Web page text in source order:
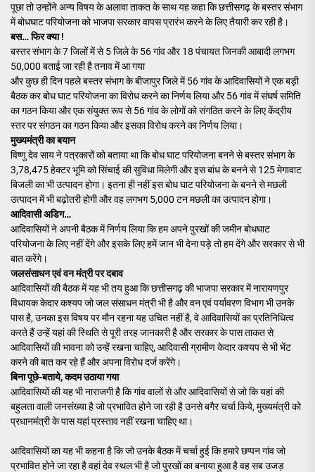
पूछा तो उन्होंने अन्य विषय के अलावा ताकत के साथ यह कहा कि छत्तीसगढ़ के बस्तर संभाग
में बोधघाट परियोजना को भाजपा सरकार वापस प्रारंभ करने के लिए तैयारी कर रही है।
बस… फिर क्या !
बस्तर संभाग के 7 जिलों में से 5 जिले के 56 गांव और 18 पंचायत जिनकी आबादी लगभग
50,000 बताई जा रही है तनाव में आ गया
और कुछ ही दिन पहले बस्तर संभाग के बीजापुर जिले में 56 गांव के आदिवासियों ने एक बड़ी
बैठक कर बोध घाट परियोजना का विरोध करने का निर्णय लिया और 56 गांव में संघर्ष समिति
का गठन किया और एक संयुक्त रूप से 56 गांव के लोगों को संगठित करने के लिए केंद्रीय
स्तर पर संगठन का गठन किया और इसका विरोध करने का निर्णय लिया।
मुख्यमंत्री का बयान
विष्णु देव साय ने पत्रकारों को बताया था कि बोध घाट परियोजना बनने से बस्तर संभाग के
3,78,475 हेक्टर भूमि को सिंचाई की सुविधा मिलेगी और इस बांध के बनने से 125 मेगावाट
बिजली का भी उत्पादन होगा। इतना ही नहीं इस बोध घाट परियोजना के बनने से मछली
उत्पादन में भी बढ़ोतरी होगी और वह लगभग 5,000 टन मछली का उत्पादन होगा।
आदिवासी अडिग…
आदिवासियों ने अपनी बैठक में निर्णय लिया कि हम अपने पुरखों की जमीन बोधघाट
परियोजना के लिए नहीं देंगे और इसके लिए हमें जान भी देना पड़े तो हम देंगे और सरकार से भी
बात करेंगे।
जलसंसाधन एवं वन मंत्री पर दबाव
आदिवासियों की बैठक में यह भी तय हुआ कि छत्तीसगढ़ की भाजपा सरकार में नारायणपुर
विधायक केदार कश्यप जो जल संसाधन मंत्री भी है और वन एवं पर्यावरण विभाग भी उनके
पास है, उनका इस विषय पर मौन रहना यह उचित नहीं है, वे आदिवासियों का प्रतिनिधित्व
करते हैं उन्हें यहां की स्थिति से पूरी तरह जानकारी है और सरकार के पास ताकत से
आदिवासियों की भावना को उन्हें रखना चाहिए, आदिवासी ग्रामीण केदार कश्यप से भी भेंट
करने की बात कर रहे हैं और अपना विरोध दर्ज करेंगे।
बिना पूछे-बताये, कदम उठाया गया
आदिवासियों की यह भी नाराजगी है कि गांव वालों से और आदिवासियों से जो कि यहां की
बहुलता वाली जनसंख्या है जो प्रभावित होने जा रही है उनसे बगैर चर्चा किये, मुख्यमंत्री को
प्रधानमंत्री के पास यहां प्रस्ताव नहीं रखना चाहिए था।
आदिवासियों का यह भी कहना है कि जो उनके बैठक में चर्चा हुई कि हमारे छप्पन गांव जो
प्रभावित होने जा रहा है वहां देव स्थल भी है जो पुरखों का बनाया हुआ है वह सब उजड़